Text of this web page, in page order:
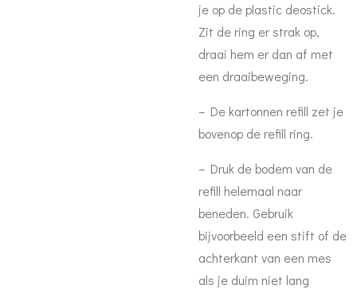
je op de plastic deostick.
Zit de ring er strak op,
draai hem er dan af met
een draaibeweging.
– De kartonnen refill zet je
bovenop de refill ring.
– Druk de bodem van de
refill helemaal naar
beneden. Gebruik
bijvoorbeeld een stift of de
achterkant van een mes
als je duim niet lang